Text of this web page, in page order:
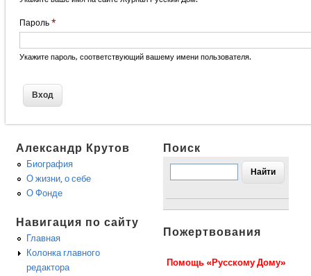
Пароль *
Укажите пароль, соответствующий вашему имени пользователя.
Александр Крутов
Биография
О жизни, о себе
О Фонде
Навигация по сайту
Главная
Колонка главного
редактора
Поиск
Пожертвования
Помощь «Русскому Дому»